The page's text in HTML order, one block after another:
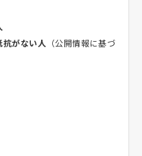
がない人 （公開情報に基づ